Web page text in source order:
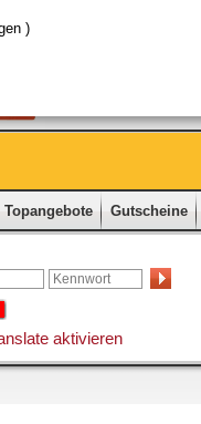
Topangebote Gutscheine
aktivieren
)